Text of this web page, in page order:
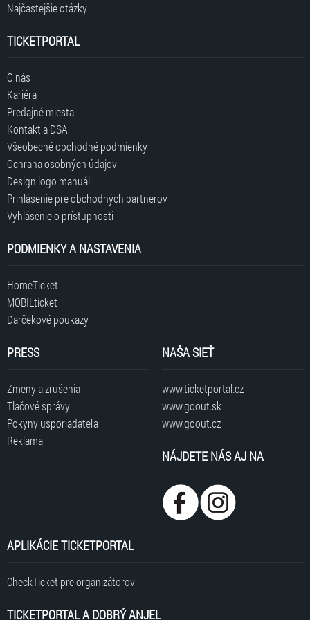
Najčastejšie otázky
TICKETPORTAL
O nás
Kariéra
Predajné miesta
Kontakt a DSA
Všeobecné obchodné podmienky
Ochrana osobných údajov
Design logo manuál
Prihlásenie pre obchodných partnerov
Vyhlásenie o prístupnosti
PODMIENKY A NASTAVENIA
HomeTicket
MOBILticket
Darčekové poukazy
PRESS
Zmeny a zrušenia
Tlačové správy
Pokyny usporiadateľa
Reklama
NAŠA SIEŤ
www.ticketportal.cz
www.goout.sk
www.goout.cz
NÁJDETE NÁS AJ NA
APLIKÁCIE TICKETPORTAL
CheckTicket pre organizátorov
TICKETPORTAL A DOBRÝ ANJEL